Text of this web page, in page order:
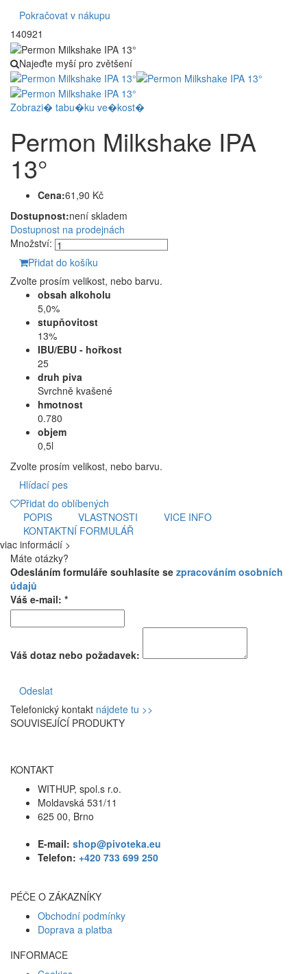
Pokračovat v nákupu
140921
Najeďte myší pro zvětšení
Zobrazi� tabu�ku ve�kost�
Permon Milkshake IPA
13°
Cena:61,90 Kč
Dostupnost:není skladem
Dostupnost na prodejnách
Množství:
Přidat do košíku
Zvolte prosím velikost, nebo barvu.
obsah alkoholu
5,0%
stupňovitost
13%
IBU/EBU - hořkost
25
druh piva
Svrchně kvašené
hmotnost
0.780
objem
0,5l
Zvolte prosím velikost, nebo barvu.
Hlídací pes
Přidat do oblíbených
POPIS
VLASTNOSTI
VICE INFO
KONTAKTNÍ FORMULÁŘ
viac informácií >
Máte otázky?
Odesláním formuláře souhlasíte se zpracováním osobních
údajů
Váš e-mail: *
Váš dotaz nebo požadavek:
Odeslat
Telefonický kontakt nájdete tu >>
SOUVISEJÍCÍ PRODUKTY
KONTAKT
WITHUP, spol.s r.o.
Moldavská 531/11
625 00, Brno
E-mail: shop@pivoteka.eu
Telefon: +420 733 699 250
PÉČE O ZÁKAZNÍKY
Obchodní podmínky
Doprava a platba
INFORMACE